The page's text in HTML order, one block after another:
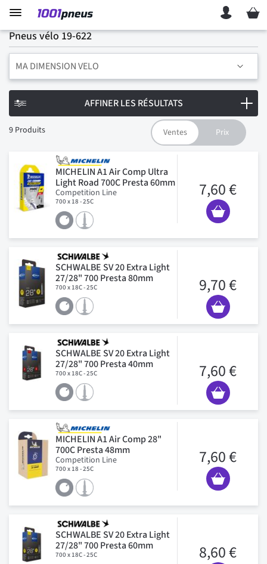
Mon
Pneus vélo 19-622
9 Produits
MICHELIN A1 Air Comp Ultra
Light Road 700C Presta 60mm
Competition Line
700 x 18 - 25C
7,60 €
SCHWALBE SV 20 Extra Light
27/28" 700 Presta 80mm
700 x 18C - 25C 9,70 €
SCHWALBE SV 20 Extra Light
27/28" 700 Presta 40mm
700 x 18C - 25C 7,60 €
MICHELIN A1 Air Comp 28"
700C Presta 48mm
Competition Line
700 x 18 - 25C
7,60 €
SCHWALBE SV 20 Extra Light
27/28" 700 Presta 60mm
700 x 18C - 25C 8,60 €
MA DIMENSION VELO
AFFINER LES RÉSULTATS